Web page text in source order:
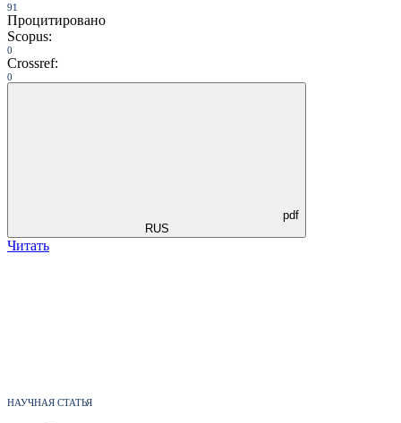
91
Процитировано
Scopus:
0
Crossref:
0
pdf
RUS
Читать
НАУЧНАЯ СТАТЬЯ